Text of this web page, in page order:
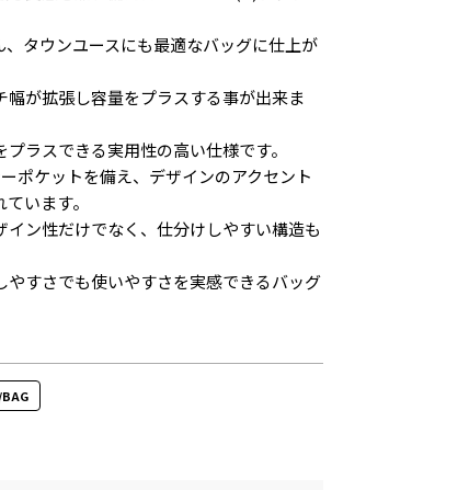
タウンユースにも最適なバッグに仕上が
幅が拡張し容量をプラスする事が出来ま
ラスできる実用性の高い仕様です。
ポケットを備え、デザインのアクセント
います。
イン性だけでなく、仕分けしやすい構造も
すさでも使いやすさを実感できるバッグ